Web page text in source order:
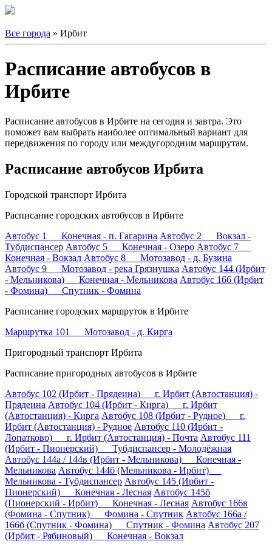
Все города » Ирбит
Расписание автобусов в
Ирбите
Расписание автобусов в Ирбите на сегодня и завтра. Это
поможет вам выбрать наиболее оптимальный вариант для
передвижения по городу или междугородним маршрутам.
Расписание автобусов Ирбита
Городской транспорт Ирбита
Расписание городских автобусов в Ирбите
Автобус 1 Конечная - п. Гагарина Автобус 2 Вокзал -
Тубдиспансер Автобус 5 Конечная - Озеро Автобус 7
Конечная - Вокзал Автобус 8 Мотозавод - д. Бузина
Автобус 9 Мотозавод - река Грязнушка Автобус 144 (Ирбит
- Мельникова) Конечная - Мельникова Автобус 166 (Ирбит
- Фомина) Спутник - Фомина
Расписание городских маршруток в Ирбите
Маршрутка 101 Мотозавод - д. Кирга
Пригородный транспорт Ирбита
Расписание пригородных автобусов в Ирбите
Автобус 102 (Ирбит - Прядеина) г. Ирбит (Автостанция) -
Прядеина Автобус 104 (Ирбит - Кирга) г. Ирбит
(Автостанция) - Кирга Автобус 108 (Ирбит - Рудное) г.
Ирбит (Автостанция) - Рудное Автобус 110 (Ирбит -
Лопатково) г. Ирбит (Автостанция) - Почта Автобус 111
(Ирбит - Пионерский) Тубдиспансер - Молодёжная
Автобус 144а / 144в (Ирбит - Мельникова) Конечная -
Мельникова Автобус 144б (Мельникова - Ирбит)
Мельникова - Тубдиспансер Автобус 145 (Ирбит -
Пионерский) Конечная - Лесная Автобус 145б
(Пионерский - Ирбит) Конечная - Лесная Автобус 166в
(Фомина - Спутник) Фомина - Спутник Автобус 166а /
166б (Спутник - Фомина) Спутник - Фомина Автобус 207
(Ирбит - Рябиновый) Конечная - Вокзал